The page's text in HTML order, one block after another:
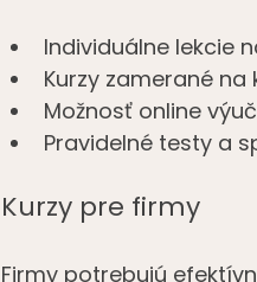
Individuálne lekcie
Kurzy zamerané
Možnosť online
Pravidelné testy a
Kurzy pre firmy
Firmy potrebujú